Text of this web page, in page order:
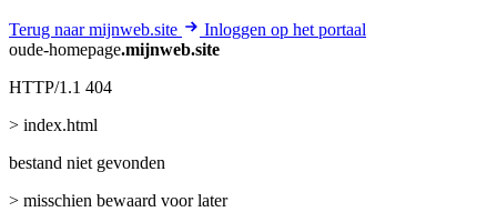
Terug naar mijnweb.site
Inloggen op het portaal
oude-homepage.mijnweb.site
HTTP/1.1 404
> index.html
bestand niet gevonden
> misschien bewaard voor later